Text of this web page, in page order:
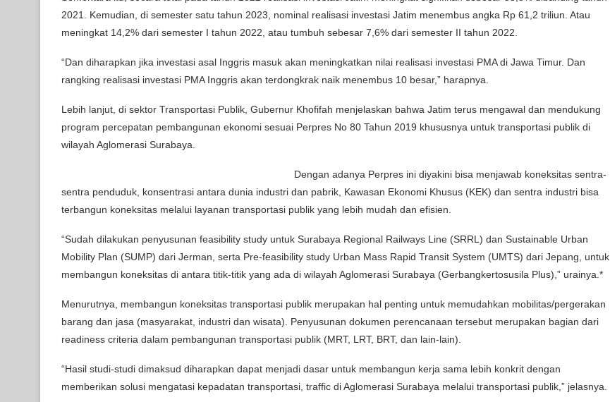
2021. Kemudian, di semester satu tahun 2023, nominal realisasi investasi Jatim menembus angka Rp 61,2 triliun. Atau
meningkat 14,2% dari semester I tahun 2022, atau tumbuh sebesar 7,6% dari semester II tahun 2022.
“Dan diharapkan jika investasi asal Inggris masuk akan meningkatkan nilai realisasi investasi PMA di Jawa Timur. Dan
rangking realisasi investasi PMA Inggris akan terdongkrak naik menembus 10 besar,” harapnya.
Lebih lanjut, di sektor Transportasi Publik, Gubernur Khofifah menjelaskan bahwa Jatim terus mengawal dan mendukung
program percepatan pembangunan ekonomi sesuai Perpres No 80 Tahun 2019 khususnya untuk transportasi publik di
wilayah Aglomerasi Surabaya.
Dengan adanya Perpres ini diyakini bisa menjawab koneksitas sentra-
sentra penduduk, konsentrasi antara dunia industri dan pabrik, Kawasan Ekonomi Khusus (KEK) dan sentra industri bisa
terbangun koneksitas melalui layanan transportasi publik yang lebih mudah dan efisien.
“Sudah dilakukan penyusunan feasibility study untuk Surabaya Regional Railways Line (SRRL) dan Sustainable Urban
Mobility Plan (SUMP) dari Jerman, serta Pre-feasibility study Urban Mass Rapid Transit System (UMTS) dari Jepang, untuk
membangun koneksitas di antara titik-titik yang ada di wilayah Aglomerasi Surabaya (Gerbangkertosusila Plus),” urainya.*
Menurutnya, membangun koneksitas transportasi publik merupakan hal penting untuk memudahkan mobilitas/pergerakan
barang dan jasa (masyarakat, industri dan wisata). Penyusunan dokumen perencanaan tersebut merupakan bagian dari
readiness criteria dalam pembangunan transportasi publik (MRT, LRT, BRT, dan lain-lain).
“Hasil studi-studi dimaksud diharapkan dapat menjadi dasar untuk membangun kerja sama lebih konkrit dengan
memberikan solusi mengatasi kepadatan transportasi, traffic di Aglomerasi Surabaya melalui transportasi publik,” jelasnya.